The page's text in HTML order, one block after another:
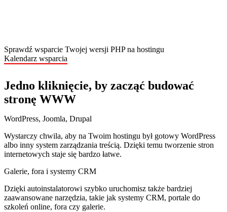
Sprawdź wsparcie Twojej wersji PHP na hostingu
Kalendarz wsparcia
Jedno kliknięcie, by zacząć budować
stronę WWW
WordPress, Joomla, Drupal
Wystarczy chwila, aby na Twoim hostingu był gotowy WordPress
albo inny system zarządzania treścią. Dzięki temu tworzenie stron
internetowych staje się bardzo łatwe.
Galerie, fora i systemy CRM
Dzięki autoinstalatorowi szybko uruchomisz także bardziej
zaawansowane narzędzia, takie jak systemy CRM, portale do
szkoleń online, fora czy galerie.